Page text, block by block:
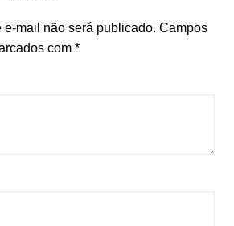
e-mail não será publicado. Campos
com *